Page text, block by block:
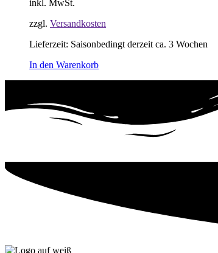
inkl. MwSt.
zzgl. Versandkosten
Lieferzeit: Saisonbedingt derzeit ca. 3 Wochen
In den Warenkorb